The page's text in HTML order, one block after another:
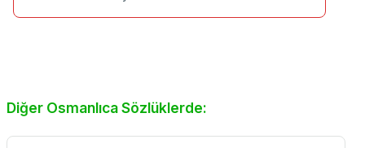
Diğer Osmanlıca Sözlüklerde: